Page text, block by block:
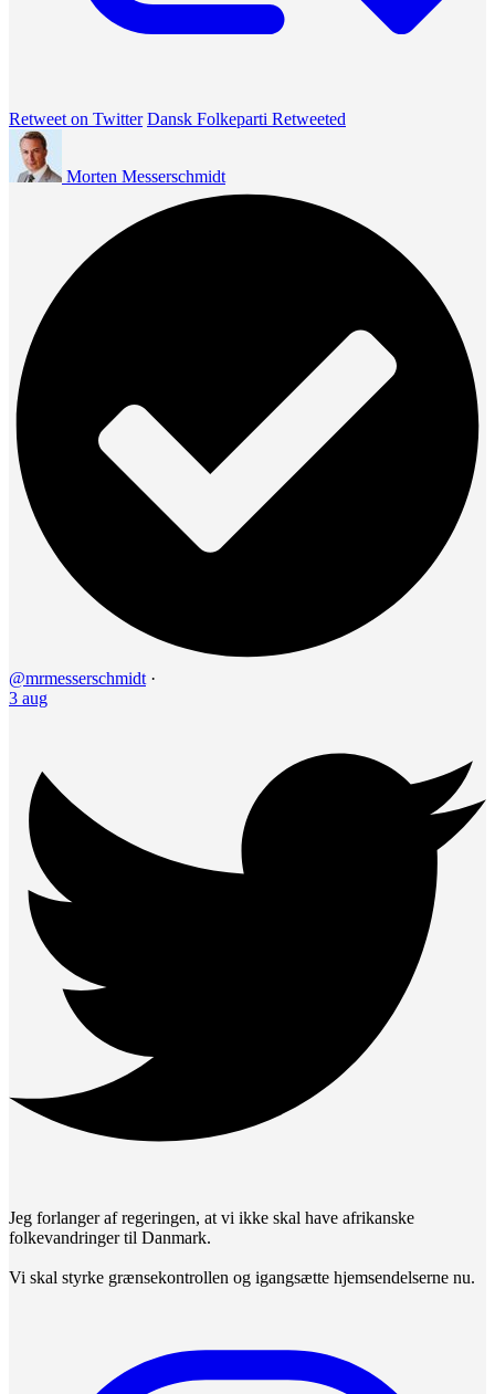
Retweet on Twitter Dansk Folkeparti Retweeted
Morten Messerschmidt
@mrmesserschmidt ·
3 aug
Jeg forlanger af regeringen, at vi ikke skal have afrikanske
folkevandringer til Danmark.
Vi skal styrke grænsekontrollen og igangsætte hjemsendelserne nu.